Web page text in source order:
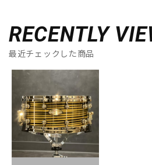
RECENTLY
最近チェックした商品